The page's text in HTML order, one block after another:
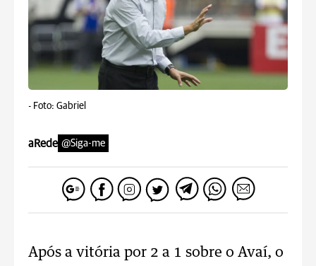
- Foto: Gabriel
aRede @Siga-me
Após a vitória por 2 a 1 sobre o Avaí, o